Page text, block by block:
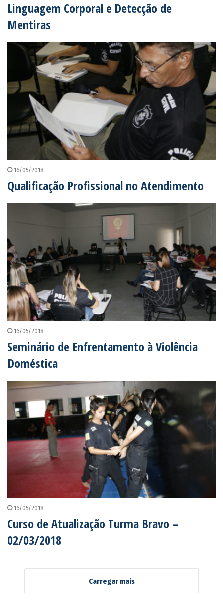
Linguagem Corporal e Detecção de
Mentiras
16/05/2018
Qualificação Profissional no Atendimento
16/05/2018
Seminário de Enfrentamento à Violência
Doméstica
16/05/2018
Curso de Atualização Turma Bravo –
02/03/2018
Carregar mais